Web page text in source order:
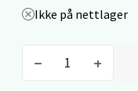
Ikke på nettlager
0 i butikk